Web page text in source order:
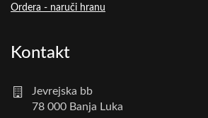
Ordera - naruči hranu
Kontakt
Jevrejska bb
78 000 Banja Luka